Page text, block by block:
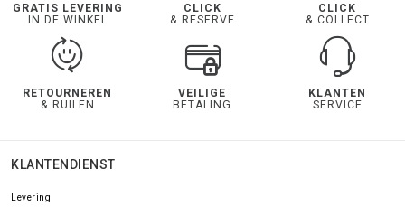
GRATIS LEVERING
IN DE WINKEL
CLICK
& RESERVE
CLICK
& COLLECT
RETOURNEREN
& RUILEN
VEILIGE
BETALING
KLANTEN
SERVICE
KLANTENDIENST
Levering